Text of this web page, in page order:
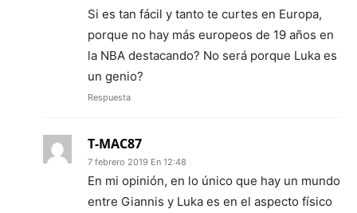
Si es tan fácil y tanto te curtes en Europa,
porque no hay más europeos de 19 años en
la NBA destacando? No será porque Luka es
un genio?
Respuesta
T-MAC87
7 febrero 2019 En 12:48
En mi opinión, en lo único que hay un mundo
entre Giannis y Luka es en el aspecto físico